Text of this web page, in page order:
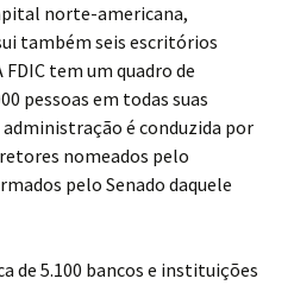
norte-americana,
também seis escritórios
tem um quadro de
pessoas em todas suas
administração é conduzida por
nomeados pelo
pelo Senado daquele
de 5.100 bancos e instituições